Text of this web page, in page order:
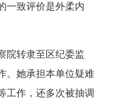
一致评价是外柔内
转隶至区纪委监
。她承担本单位疑难
工作，还多次被抽调